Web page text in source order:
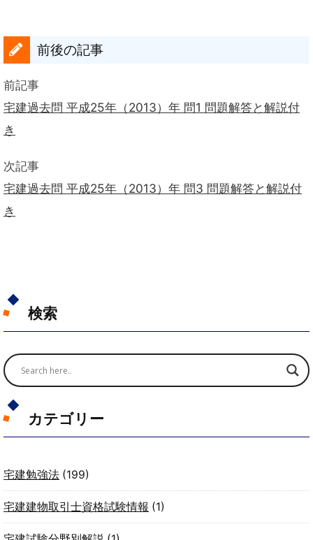
前後の記事
前記事
宅建過去問 平成25年（2013）年 問1 問題解答と解説付
き
次記事
宅建過去問 平成25年（2013）年 問3 問題解答と解説付
き
検索
カテゴリー
宅建勉強法 (199)
宅建建物取引士資格試験情報 (1)